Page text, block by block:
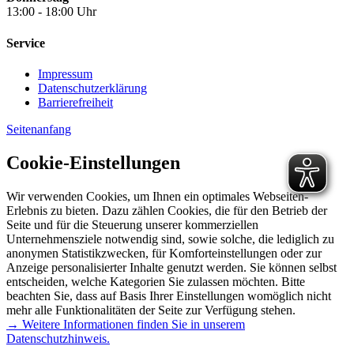
13:00 - 18:00 Uhr
Service
Impressum
Datenschutzerklärung
Barrierefreiheit
Seitenanfang
Cookie-Einstellungen
Wir verwenden Cookies, um Ihnen ein optimales Webseiten-
Erlebnis zu bieten. Dazu zählen Cookies, die für den Betrieb der
Seite und für die Steuerung unserer kommerziellen
Unternehmensziele notwendig sind, sowie solche, die lediglich zu
anonymen Statistikzwecken, für Komforteinstellungen oder zur
Anzeige personalisierter Inhalte genutzt werden. Sie können selbst
entscheiden, welche Kategorien Sie zulassen möchten. Bitte
beachten Sie, dass auf Basis Ihrer Einstellungen womöglich nicht
mehr alle Funktionalitäten der Seite zur Verfügung stehen.
→ Weitere Informationen finden Sie in unserem
Datenschutzhinweis.